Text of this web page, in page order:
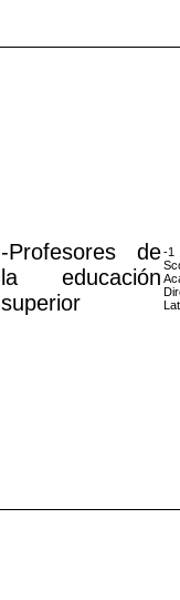
-Profesores de
la educación
superior
-1